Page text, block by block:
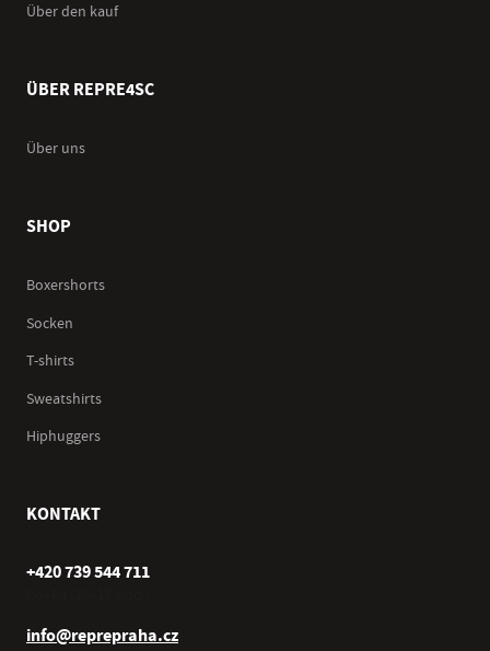
Über den kauf
ÜBER REPRE4SC
Über uns
SHOP
Boxershorts
Socken
T-shirts
Sweatshirts
Hiphuggers
KONTAKT
+420 739 544 711
info@reprepraha.cz